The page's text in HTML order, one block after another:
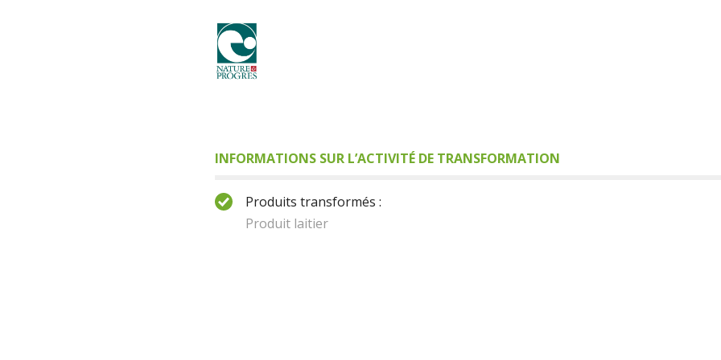
INFORMATIONS SUR L’ACTIVITÉ DE TRANSFORMATION
Produits transformés :
Produit laitier